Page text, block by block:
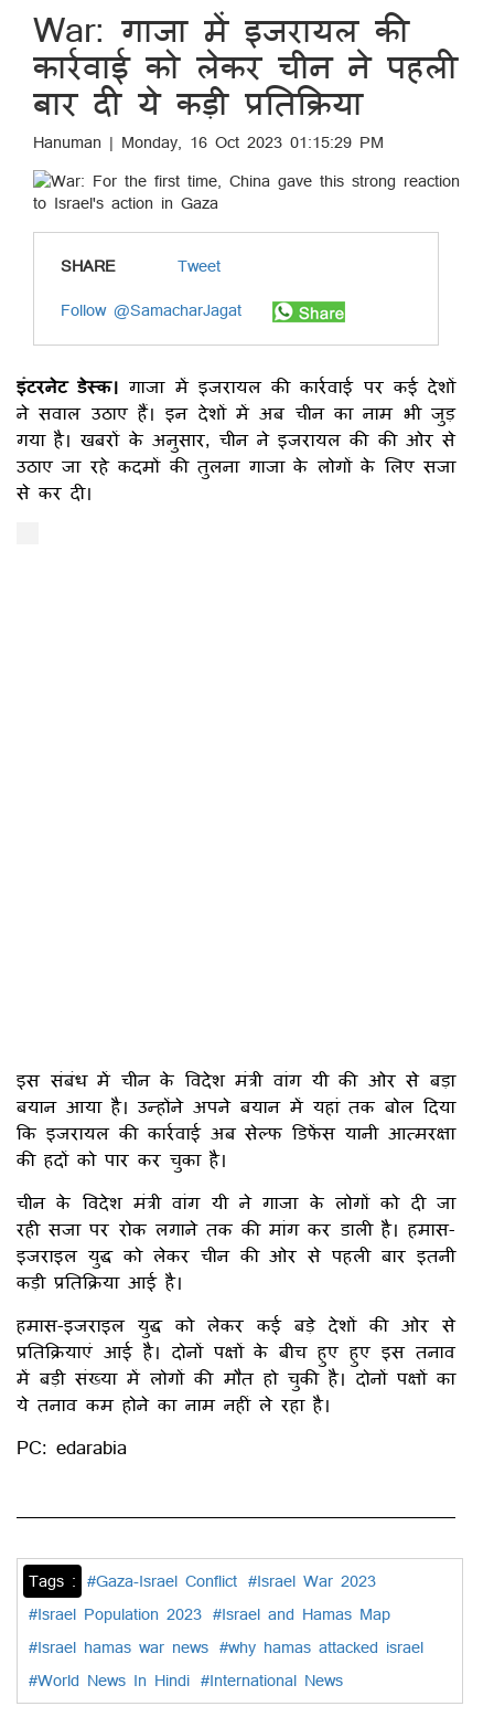
War: गाजा में इजरायल की
कार्रवाई को लेकर चीन ने पहली
बार दी ये कड़ी प्रतिक्रिया
Hanuman | Monday, 16 Oct 2023 01:15:29 PM
SHARE
Tweet
Follow @SamacharJagat
इंटरनेट डेस्क।गाजा में इजरायल की कार्रवाई पर कई देशों
ने सवाल उठाए हैं। इन देशों में अब चीन का नाम भी जुड़
गया है। खबरों के अनुसार, चीन ने इजरायल की की ओर से
उठाए जा रहे कदमों की तुलना गाजा के लोगों के लिए सजा
से कर दी।
इस संबंध में चीन के विदेश मंत्री वांग यी की ओर से बड़ा
बयान आया है। उन्होंने अपने बयान में यहां तक बोल दिया
कि इजरायल की कार्रवाई अब सेल्फ डिफेंस यानी आत्मरक्षा
की हदों को पार कर चुका है।
चीन के विदेश मंत्री वांग यी ने गाजा के लोगों को दी जा
रही सजा पर रोक लगाने तक की मांग कर डाली है। हमास-
इजराइल युद्ध को लेकर चीन की ओर से पहली बार इतनी
कड़ी प्रतिक्रिया आई है।
हमास-इजराइल युद्ध को लेकर कई बड़े देशों की ओर से
प्रतिक्रियाएं आई है। दोनों पक्षों के बीच हुए हुए इस तनाव
में बड़ी संख्या में लोगों की मौत हो चुकी है। दोनों पक्षों का
ये तनाव कम होने का नाम नहीं ले रहा है।
PC: edarabia
Tags : #Gaza-Israel Conflict #Israel War 2023
#Israel Population 2023 #Israel and Hamas Map
#Israel hamas war news #why hamas attacked israel
#World News In Hindi #International News